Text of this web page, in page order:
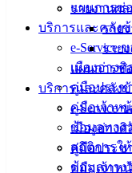
แผนการซ่
บริการและคลัง
e-Service
เมืองอ่างศิ
คู่มือประช
คู่มือเจ้าห
ข้อมูลทาง
สถิติการใ
ข้อมูลทาง
รายงานผ
ราย
ราย
แผนการซ่
บริการและคลัง
e-Service
เมืองอ่างศิ
คู่มือประช
คู่มือเจ้าห
สายตรง
ประวัติ
เทศบาล
ผู้บริหาร
หัวหน้า